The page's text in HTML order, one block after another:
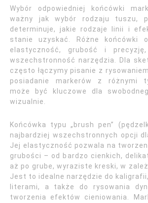
Wybór odpowiedniej końcówki
ważny jak wybór rodzaju tuszu,
determinuje, jakie rodzaje linii i
stanie uzyskać. Różne końcówki
elastyczność, grubość i
wszechstronność narzędzia. Dla
często łączymy pisanie z
posiadanie markerów z różnymi
może być kluczowe dla
wizualnie.
Końcówka typu „brush pen”
najbardziej wszechstronnych opcji
Jej elastyczność pozwala na
grubości – od bardzo cienkich,
aż po grube, wyraziste kreski, w
Jest to idealne narzędzie do
literami, a także do rysowania
tworzenia efektów cieniowania.